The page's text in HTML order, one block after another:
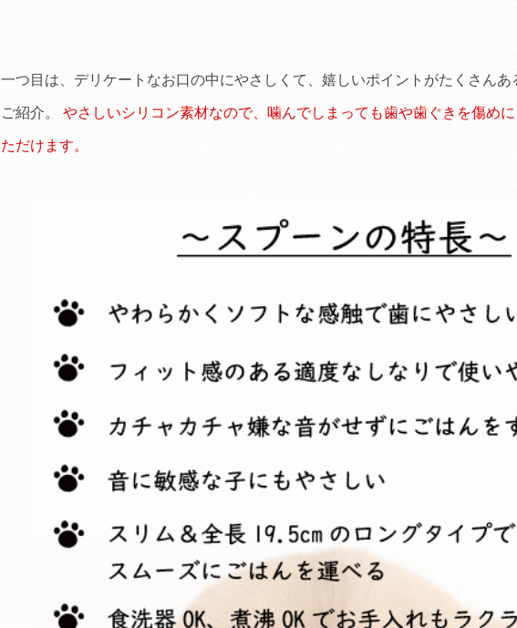
一つ目は、デリケートなお口の中にやさしくて、嬉しいポイントがたくさんあ
ご紹介。 やさしいシリコン素材なので、噛んでしまっても歯や歯ぐきを傷め
ただけます。